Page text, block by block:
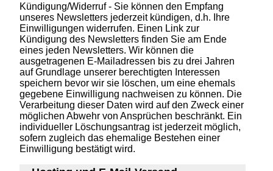
Kündigung/Widerruf - Sie können den Empfang
unseres Newsletters jederzeit kündigen, d.h. Ihre
Einwilligungen widerrufen. Einen Link zur
Kündigung des Newsletters finden Sie am Ende
eines jeden Newsletters. Wir können die
ausgetragenen E-Mailadressen bis zu drei Jahren
auf Grundlage unserer berechtigten Interessen
speichern bevor wir sie löschen, um eine ehemals
gegebene Einwilligung nachweisen zu können. Die
Verarbeitung dieser Daten wird auf den Zweck einer
möglichen Abwehr von Ansprüchen beschränkt. Ein
individueller Löschungsantrag ist jederzeit möglich,
sofern zugleich das ehemalige Bestehen einer
Einwilligung bestätigt wird.